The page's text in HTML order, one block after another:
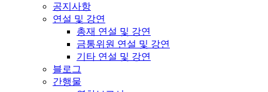
공지사항
연설 및 강연
총재 연설 및 강연
금통위원 연설 및 강연
기타 연설 및 강연
블로그
간행물